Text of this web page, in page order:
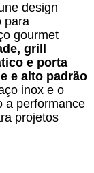
design
para
gourmet
grill
e porta
e alto padrão
inox e o
a performance
projetos